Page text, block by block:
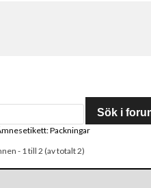
Packningar
- 1 till 2 (av totalt 2)